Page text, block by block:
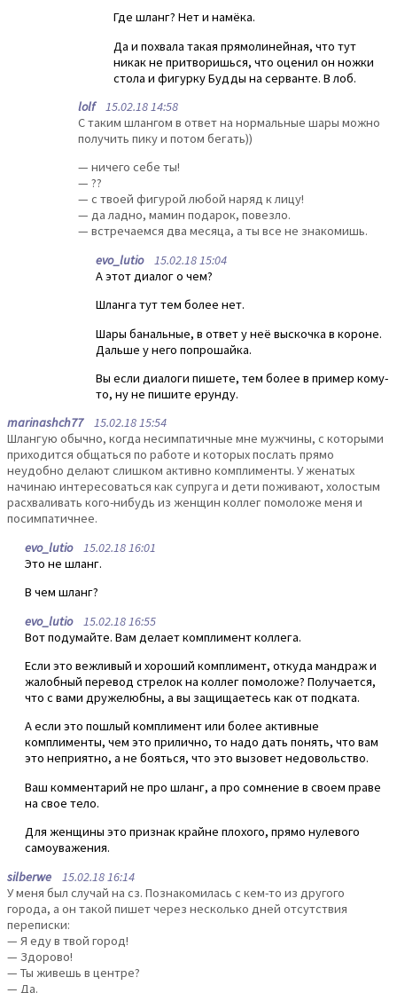
Где шланг? Нет и намёка.
Да и похвала такая прямолинейная, что тут
никак не притворишься, что оценил он ножки
стола и фигурку Будды на серванте. В лоб.
lolf15.02.18 14:58
С таким шлангом в ответ на нормальные шары можно
получить пику и потом бегать))
— ничего себе ты!
— ??
— с твоей фигурой любой наряд к лицу!
— да ладно, мамин подарок, повезло.
— встречаемся два месяца, а ты все не знакомишь.
evo_lutio15.02.18 15:04
А этот диалог о чем?
Шланга тут тем более нет.
Шары банальные, в ответ у неё выскочка в короне.
Дальше у него попрошайка.
Вы если диалоги пишете, тем более в пример кому-
то, ну не пишите ерунду.
marinashch7715.02.18 15:54
Шлангую обычно, когда несимпатичные мне мужчины, с которыми
приходится общаться по работе и которых послать прямо
неудобно делают слишком активно комплименты. У женатых
начинаю интересоваться как супруга и дети поживают, холостым
расхваливать кого-нибудь из женщин коллег помоложе меня и
посимпатичнее.
evo_lutio15.02.18 16:01
Это не шланг.
В чем шланг?
evo_lutio15.02.18 16:55
Вот подумайте. Вам делает комплимент коллега.
Если это вежливый и хороший комплимент, откуда мандраж и
жалобный перевод стрелок на коллег помоложе? Получается,
что с вами дружелюбны, а вы защищаетесь как от подката.
А если это пошлый комплимент или более активные
комплименты, чем это прилично, то надо дать понять, что вам
это неприятно, а не бояться, что это вызовет недовольство.
Ваш комментарий не про шланг, а про сомнение в своем праве
на свое тело.
Для женщины это признак крайне плохого, прямо нулевого
самоуважения.
silberwe 15.02.18 16:14
У меня был случай на сз. Познакомилась с кем-то из другого
города, а он такой пишет через несколько дней отсутствия
переписки:
— Я еду в твой город!
— Здорово!
— Ты живешь в центре?
— Да.